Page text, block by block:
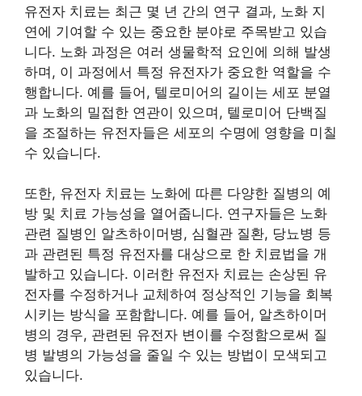
유전자 치료는 최근 몇 년 간의 연구 결과, 노화 지
연에 기여할 수 있는 중요한 분야로 주목받고 있습
니다. 노화 과정은 여러 생물학적 요인에 의해 발생
하며, 이 과정에서 특정 유전자가 중요한 역할을 수
행합니다. 예를 들어, 텔로미어의 길이는 세포 분열
과 노화의 밀접한 연관이 있으며, 텔로미어 단백질
을 조절하는 유전자들은 세포의 수명에 영향을 미칠
수 있습니다.
또한, 유전자 치료는 노화에 따른 다양한 질병의 예
방 및 치료 가능성을 열어줍니다. 연구자들은 노화
관련 질병인 알츠하이머병, 심혈관 질환, 당뇨병 등
과 관련된 특정 유전자를 대상으로 한 치료법을 개
발하고 있습니다. 이러한 유전자 치료는 손상된 유
전자를 수정하거나 교체하여 정상적인 기능을 회복
시키는 방식을 포함합니다. 예를 들어, 알츠하이머
병의 경우, 관련된 유전자 변이를 수정함으로써 질
병 발병의 가능성을 줄일 수 있는 방법이 모색되고
있습니다.